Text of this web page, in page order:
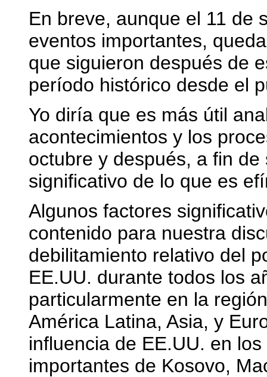
En breve, aunque el 11 de
eventos importantes,
que siguieron después de
período histórico desde el
Yo diría que es más útil
acontecimientos y los
octubre y después, a fin
significativo de lo que es
Algunos factores
contenido para nuestra
debilitamiento relativo del
EE.UU. durante todos los
particularmente en la
América Latina, Asia, y
influencia de EE.UU. en
importantes de Kosovo,